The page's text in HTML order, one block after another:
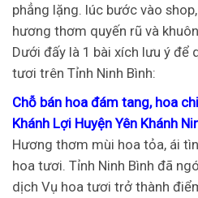
phẳng lặng. lúc bước vào
hương thơm quyến rũ và
Dưới đấy là 1 bài xích lưu ý để
tươi trên Tỉnh Ninh Bình:
Chỗ bán hoa đám tang, hoa
Khánh Lợi Huyện Yên Khánh
Hương thơm mùi hoa tỏa, ái
hoa tươi. Tỉnh Ninh Bình đã
dịch Vụ hoa tươi trở thành